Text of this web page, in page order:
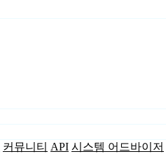
커뮤니티 API 시스템 어드바이저